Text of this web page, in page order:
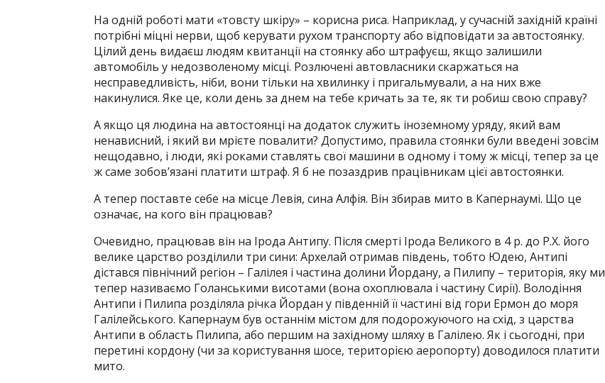
На одній роботі мати «товсту шкіру» – корисна риса. Наприклад, у сучасній західній країні
потрібні міцні нерви, щоб керувати рухом транспорту або відповідати за автостоянку.
Цілий день видаєш людям квитанції на стоянку або штрафуєш, якщо залишили
автомобіль у недозволеному місці. Розлючені автовласники скаржаться на
несправедливість, ніби, вони тільки на хвилинку і пригальмували, а на них вже
накинулися. Яке це, коли день за днем на тебе кричать за те, як ти робиш свою справу?
А якщо ця людина на автостоянці на додаток служить іноземному уряду, який вам
ненависний, і який ви мрієте повалити? Допустимо, правила стоянки були введені зовсім
нещодавно, і люди, які роками ставлять свої машини в одному і тому ж місці, тепер за це
ж саме зобов’язані платити штраф. Я б не позаздрив працівникам цієї автостоянки.
А тепер поставте себе на місце Левія, сина Алфія. Він збирав мито в Капернаумі. Що це
означає, на кого він працював?
Очевидно, працював він на Ірода Антипу. Після смерті Ірода Великого в 4 р. до Р.Х. його
велике царство розділили три сини: Архелай отримав південь, тобто Юдею, Антипі
дістався північний регіон – Галілея і частина долини Йордану, а Пилипу – територія, яку ми
тепер називаємо Голанськими висотами (вона охоплювала і частину Сирії). Володіння
Антипи і Пилипа розділяла річка Йордан у південній її частині від гори Ермон до моря
Галілейського. Капернаум був останнім містом для подорожуючого на схід, з царства
Антипи в область Пилипа, або першим на західному шляху в Галілею. Як і сьогодні, при
перетині кордону (чи за користування шосе, територією аеропорту) доводилося платити
мито.